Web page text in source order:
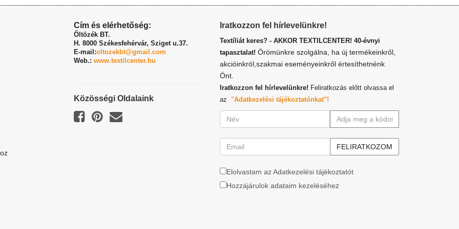
Cím és elérhetőség:
Öltözék BT.
H. 8000 Székesfehérvár, Sziget u.37.
E-mail:oltozekbt@gmail.com
Web.: www.textilcenter.hu
Közösségi Oldalaink
Iratkozzon fel hírlevelünkre!
Textíliát keres? - AKKOR TEXTILCENTER! 40-évnyi
tapasztalat! Örömünkre szolgálna, ha új termékeinkről,
akcióinkról,szakmai eseményeinkről értesíthetnénk
Önt.
Iratkozzon fel hírlevelünkre! Feliratkozás előtt olvassa el
az "Adatkezelési tájékoztatónkat"!
Elolvastam az Adatkezelési tájékoztatót
Hozzájárulok adataim kezeléséhez